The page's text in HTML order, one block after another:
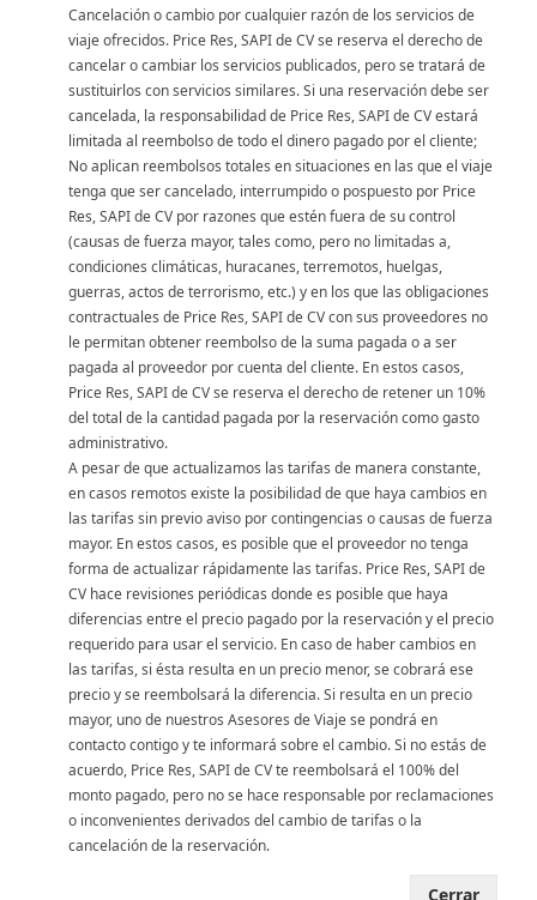
Cancelación o cambio por cualquier razón de los servicios de
viaje ofrecidos. Price Res, SAPI de CV se reserva el derecho de
cancelar o cambiar los servicios publicados, pero se tratará de
sustituirlos con servicios similares. Si una reservación debe ser
cancelada, la responsabilidad de Price Res, SAPI de CV estará
limitada al reembolso de todo el dinero pagado por el cliente;
No aplican reembolsos totales en situaciones en las que el viaje
tenga que ser cancelado, interrumpido o pospuesto por Price
Res, SAPI de CV por razones que estén fuera de su control
(causas de fuerza mayor, tales como, pero no limitadas a,
condiciones climáticas, huracanes, terremotos, huelgas,
guerras, actos de terrorismo, etc.) y en los que las obligaciones
contractuales de Price Res, SAPI de CV con sus proveedores no
le permitan obtener reembolso de la suma pagada o a ser
pagada al proveedor por cuenta del cliente. En estos casos,
Price Res, SAPI de CV se reserva el derecho de retener un 10%
del total de la cantidad pagada por la reservación como gasto
administrativo.
A pesar de que actualizamos las tarifas de manera constante,
en casos remotos existe la posibilidad de que haya cambios en
las tarifas sin previo aviso por contingencias o causas de fuerza
mayor. En estos casos, es posible que el proveedor no tenga
forma de actualizar rápidamente las tarifas. Price Res, SAPI de
CV hace revisiones periódicas donde es posible que haya
diferencias entre el precio pagado por la reservación y el precio
requerido para usar el servicio. En caso de haber cambios en
las tarifas, si ésta resulta en un precio menor, se cobrará ese
precio y se reembolsará la diferencia. Si resulta en un precio
mayor, uno de nuestros Asesores de Viaje se pondrá en
contacto contigo y te informará sobre el cambio. Si no estás de
acuerdo, Price Res, SAPI de CV te reembolsará el 100% del
monto pagado, pero no se hace responsable por reclamaciones
o inconvenientes derivados del cambio de tarifas o la
cancelación de la reservación.
Cerrar